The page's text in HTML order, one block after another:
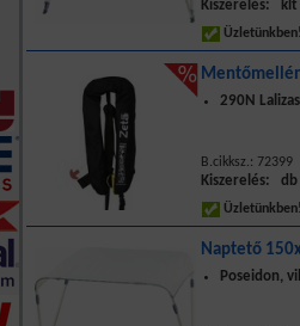
Kiszerelés: klt
290N
B.cikksz.: 72399
Kiszerelés: db
Naptető
Poseidon,